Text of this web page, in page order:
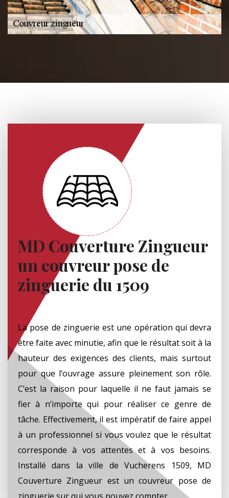
MD Couverture Zingueur
un couvreur pose de
zinguerie du 1509
La pose de zinguerie est une opération qui devra
être faite avec minutie, afin que le résultat soit à la
hauteur des exigences des clients, mais surtout
pour que l’ouvrage assure pleinement son rôle.
C’est la raison pour laquelle il ne faut jamais se
fier à n’importe qui pour réaliser ce genre de
tâche. Effectivement, il est impératif de faire appel
à un professionnel si vous voulez que le résultat
corresponde à vos attentes et à vos besoins.
Installé dans la ville de Vucherens 1509, MD
Couverture Zingueur est un couvreur pose de